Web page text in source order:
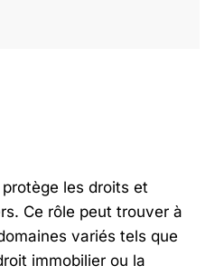
les droits et
Ce rôle peut trouver à
variés tels que
immobilier ou la